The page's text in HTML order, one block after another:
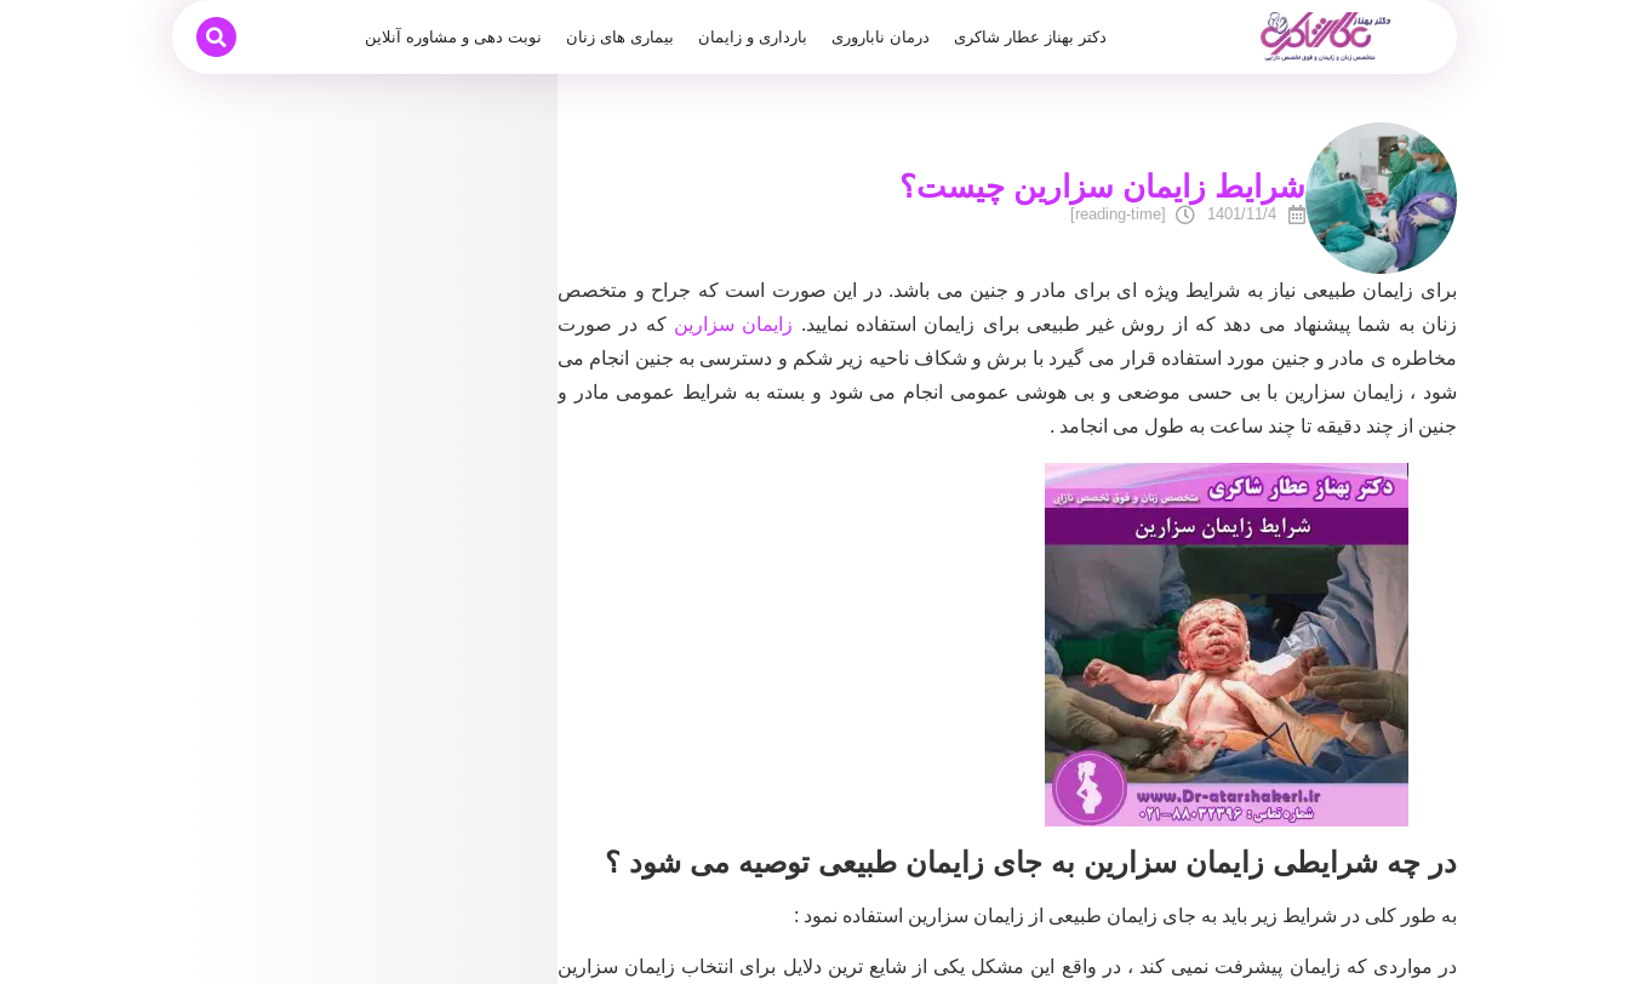
دکتر بهناز عطار شاکری درمان ناباروری بارداری و زایمان بیماری های زنان نوبت دهی و مشاوره آنلاین
شرایط زایمان سزارین چیست؟
1401/11/4
[reading-time]
برای زایمان طبیعی نیاز به شرایط ویژه ای برای مادر و جنین می باشد. در این صورت است که جراح و متخصص
زنان به شما پیشنهاد می دهد که از روش غیر طبیعی برای زایمان استفاده نمایید. زایمان سزارین که در صورت
مخاطره ی مادر و جنین مورد استفاده قرار می گیرد با برش و شکاف ناحیه زیر شکم و دسترسی به جنین انجام می
شود ، زایمان سزارین با بی حسی موضعی و بی هوشی عمومی انجام می شود و بسته به شرایط عمومی مادر و
جنین از چند دقیقه تا چند ساعت به طول می انجامد .
در چه شرایطی زایمان سزارین به جای زایمان طبیعی توصیه می شود ؟
به طور کلی در شرایط زیر باید به جای زایمان طبیعی از زایمان سزارین استفاده نمود :
در مواردی که زایمان پیشرفت نمیی کند ، در واقع این مشکل یکی از شایع ترین دلایل برای انتخاب زایمان سزارین